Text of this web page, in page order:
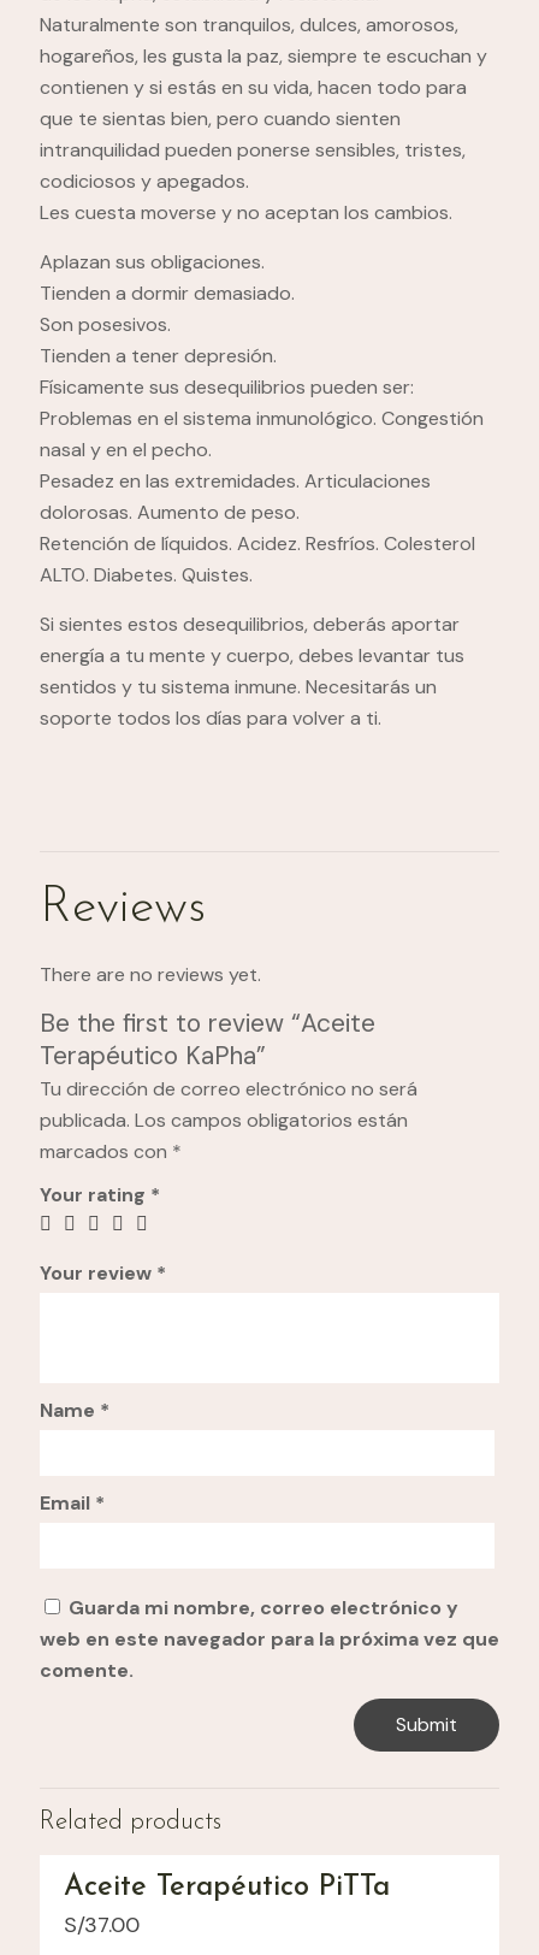
Naturalmente son tranquilos, dulces, amorosos,
hogareños, les gusta la paz, siempre te escuchan y
contienen y si estás en su vida, hacen todo para
que te sientas bien, pero cuando sienten
intranquilidad pueden ponerse sensibles, tristes,
codiciosos y apegados.
Les cuesta moverse y no aceptan los cambios.
Aplazan sus obligaciones.
Tienden a dormir demasiado.
Son posesivos.
Tienden a tener depresión.
Físicamente sus desequilibrios pueden ser:
Problemas en el sistema inmunológico. Congestión
nasal y en el pecho.
Pesadez en las extremidades. Articulaciones
dolorosas. Aumento de peso.
Retención de líquidos. Acidez. Resfríos. Colesterol
ALTO. Diabetes. Quistes.
Si sientes estos desequilibrios, deberás aportar
energía a tu mente y cuerpo, debes levantar tus
sentidos y tu sistema inmune. Necesitarás un
soporte todos los días para volver a ti.
Reviews
There are no reviews yet.
Be the first to review “Aceite
Terapéutico KaPha”
Tu dirección de correo electrónico no será
publicada. Los campos obligatorios están
marcados con *
Your rating *
Your review *
Name *
Email *
Guarda mi nombre, correo electrónico y
web en este navegador para la próxima vez que
comente.
Related products
Aceite Terapéutico PiTTa
S/37.00